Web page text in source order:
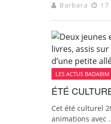
Barbara
LES ACTUS BADABIM
ÉTÉ
Cet été culturel
animations avec